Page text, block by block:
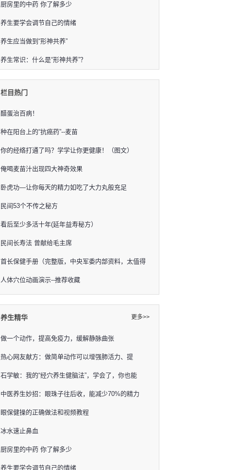
厨房里的中药 你了解多少
养生要学会调节自己的情绪
养生应当做到“形神共养”
养生常识：什么是“形神共养”？
栏目热门
醋蛋治百病！
种在阳台上的“抗癌药”--麦苗
你的经络打通了吗？学学让你更健康！（图文）
俺喝麦苗汁出现四大神奇效果
卧虎功—让你每天的精力如吃了大力丸般充足
民间53个不传之秘方
看后至少多活十年(延年益寿秘方）
民间长寿法 曾献给毛主席
首长保健手册（完整版，中央军委内部资料，太值得
人体穴位动画演示--推荐收藏
养生精华
做一个动作，提高免疫力，缓解静脉曲张
热心网友献方：做简单动作可以增强肺活力、提
石学敏：我的“经穴养生健脑法”，学会了，你也能
中医养生妙招：眼珠子往后收，能减少70%的精力
眼保健操的正确做法和视频教程
冰水速止鼻血
厨房里的中药 你了解多少
养生要学会调节自己的情绪
更多>>